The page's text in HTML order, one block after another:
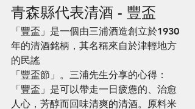
青森縣代表清酒 - 豐盃
「豐盃」是一個由三浦酒造創立於1930
年的清酒銘柄，其名稱來自於津輕地方
的民謠
「豐盃節」。三浦先生分享的心得：
「豐盃」是可以帶走一日疲憊的、治愈
人心，芳醇而回味清爽的清酒。原料米